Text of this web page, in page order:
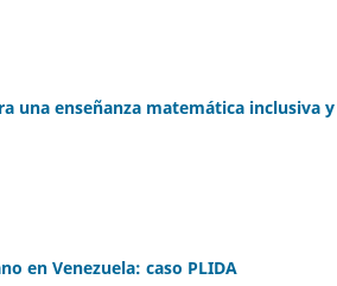
una enseñanza matemática inclusiva y
en Venezuela: caso PLIDA